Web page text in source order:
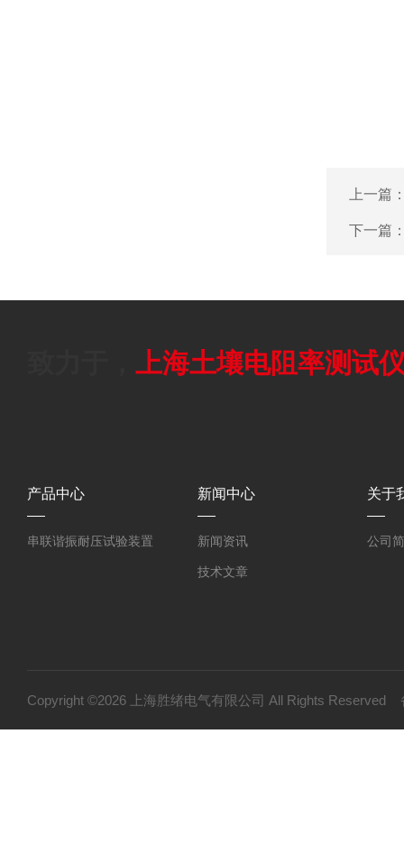
上一篇
下一篇
上海土壤电阻率测试
产品中心
串联谐振耐压试验装置
新闻中心
新闻资讯
技术文章
关于
公司
Copyright ©2026 上海胜绪电气有限公司 All Rights Reserved